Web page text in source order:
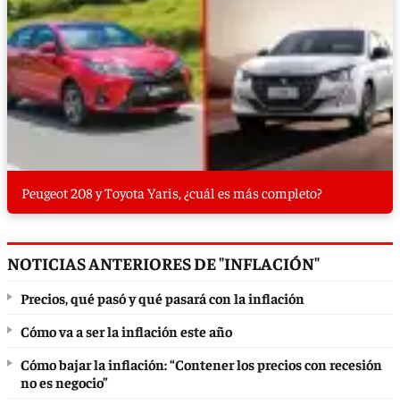
Peugeot 208 y Toyota Yaris, ¿cuál es más completo?
NOTICIAS ANTERIORES DE "INFLACIÓN"
Precios, qué pasó y qué pasará con la inflación
Cómo va a ser la inflación este año
Cómo bajar la inflación: “Contener los precios con recesión
no es negocio”